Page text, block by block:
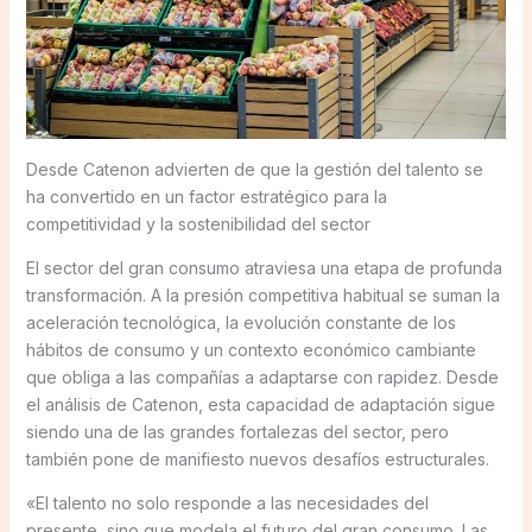
Desde Catenon advierten de que la gestión del talento se
ha convertido en un factor estratégico para la
competitividad y la sostenibilidad del sector
El sector del gran consumo atraviesa una etapa de profunda
transformación. A la presión competitiva habitual se suman la
aceleración tecnológica, la evolución constante de los
hábitos de consumo y un contexto económico cambiante
que obliga a las compañías a adaptarse con rapidez. Desde
el análisis de Catenon, esta capacidad de adaptación sigue
siendo una de las grandes fortalezas del sector, pero
también pone de manifiesto nuevos desafíos estructurales.
«El talento no solo responde a las necesidades del